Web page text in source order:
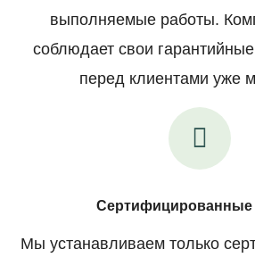
выполняемые работы.
соблюдает свои
перед клиентами уже
Сертифицированные
Мы устанавливаем только